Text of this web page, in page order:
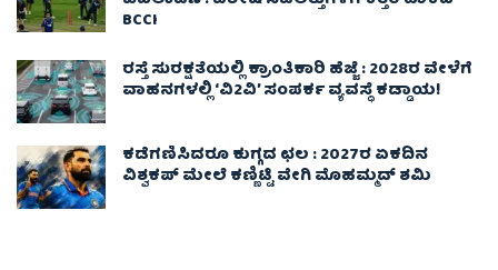
BCCI
ರಸ್ತೆ ಸುರಕ್ಷತೆಯಲ್ಲಿ ಕ್ರಾಂತಿಕಾರಿ ಹೆಜ್ಜೆ : 2028ರ ವೇಳೆಗೆ
ವಾಹನಗಳಲ್ಲಿ ‘ವಿ2ವಿ’ ಸಂಪರ್ಕ ವ್ಯವಸ್ಥೆ ಕಡ್ಡಾಯ!
ಕಡೆಗಣಿಸಿದರೂ ಕುಗ್ಗದ ಛಲ : 2027ರ ಏಕದಿನ
ವಿಶ್ವಕಪ್‌ ಮೇಲೆ ಕಣ್ಣಿಟ್ಟಿ ವೇಗಿ ಮೊಹಮ್ಮದ್ ಶಮಿ